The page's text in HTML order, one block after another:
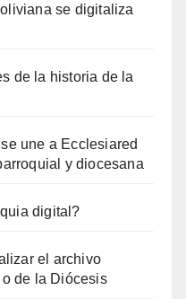
se digitaliza
de la historia de la
une a Ecclesiared
y diocesana
digital?
el archivo
de la Diócesis